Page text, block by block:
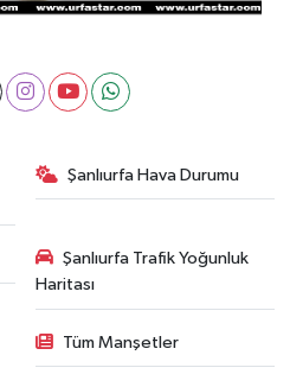
Şanlıurfa Hava Durumu
Şanlıurfa Trafik Yoğunluk
Haritası
Tüm Manşetler